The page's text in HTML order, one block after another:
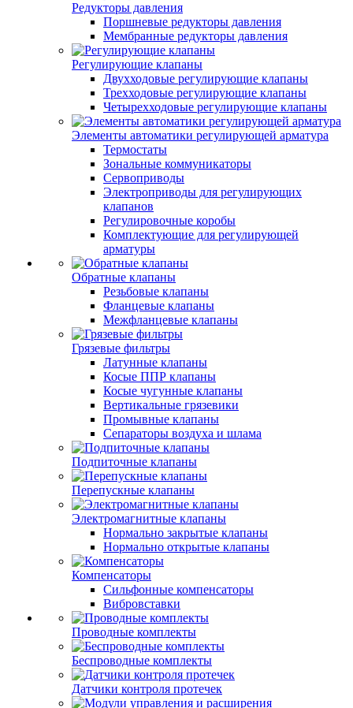
Редукторы давления
Поршневые редукторы давления
Мембранные редукторы давления
Регулирующие клапаны
Двухходовые регулирующие клапаны
Трехходовые регулирующие клапаны
Четырехходовые регулирующие клапаны
Элементы автоматики регулирующей арматура
Термостаты
Зональные коммуникаторы
Сервоприводы
Электроприводы для регулирующих
клапанов
Регулировочные коробы
Комплектующие для регулирующей
арматуры
Обратные клапаны
Резьбовые клапаны
Фланцевые клапаны
Межфланцевые клапаны
Грязевые фильтры
Латунные клапаны
Косые ППР клапаны
Косые чугунные клапаны
Вертикальные грязевики
Промывные клапаны
Сепараторы воздуха и шлама
Подпиточные клапаны
Перепускные клапаны
Электромагнитные клапаны
Нормально закрытые клапаны
Нормально открытые клапаны
Компенсаторы
Сильфонные компенсаторы
Вибровставки
Проводные комплекты
Беспроводные комплекты
Датчики контроля протечек